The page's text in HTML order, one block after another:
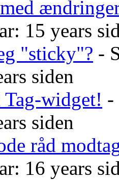
15 years
"sticky"? -
siden
widget! -
siden
råd
16 years